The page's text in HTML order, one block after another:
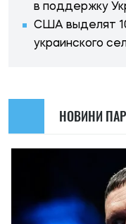
в поддержку
США выделят
украинского